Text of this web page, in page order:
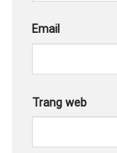
Email
Trang web